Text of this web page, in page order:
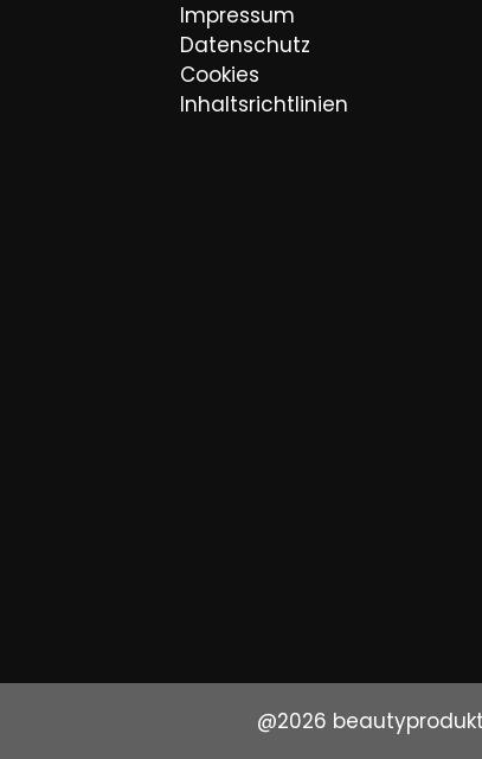
Impressum
Datenschutz
Cookies
Inhaltsrichtlinien
@2026